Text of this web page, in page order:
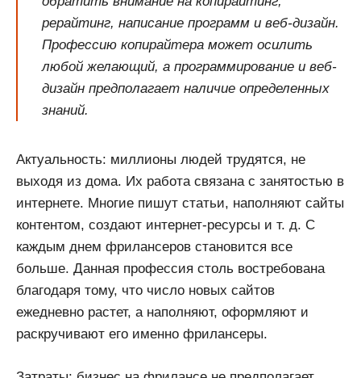
рерайтинг, написание программ и веб-дизайн.
Профессию копирайтера может осилить
любой желающий, а программирование и веб-
дизайн предполагает наличие определенных
знаний.
Актуальность: миллионы людей трудятся, не
выходя из дома. Их работа связана с занятостью в
интернете. Многие пишут статьи, наполняют сайты
контентом, создают интернет-ресурсы и т. д. С
каждым днем фрилансеров становится все
больше. Данная профессия столь востребована
благодаря тому, что число новых сайтов
ежедневно растет, а наполняют, оформляют и
раскручивают его именно фрилансеры.